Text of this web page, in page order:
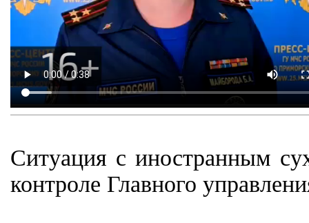
Ситуация с иностранным
контроле Главного